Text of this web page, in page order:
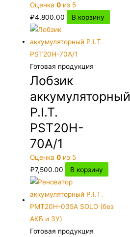
Оценка0 из 5
₽4,800.00 В корзину
Готовая продукция
Лобзик
аккумуляторный
P.I.T.
PST20H-
70A/1
Оценка0 из 5
₽7,500.00 В корзину
Готовая продукция